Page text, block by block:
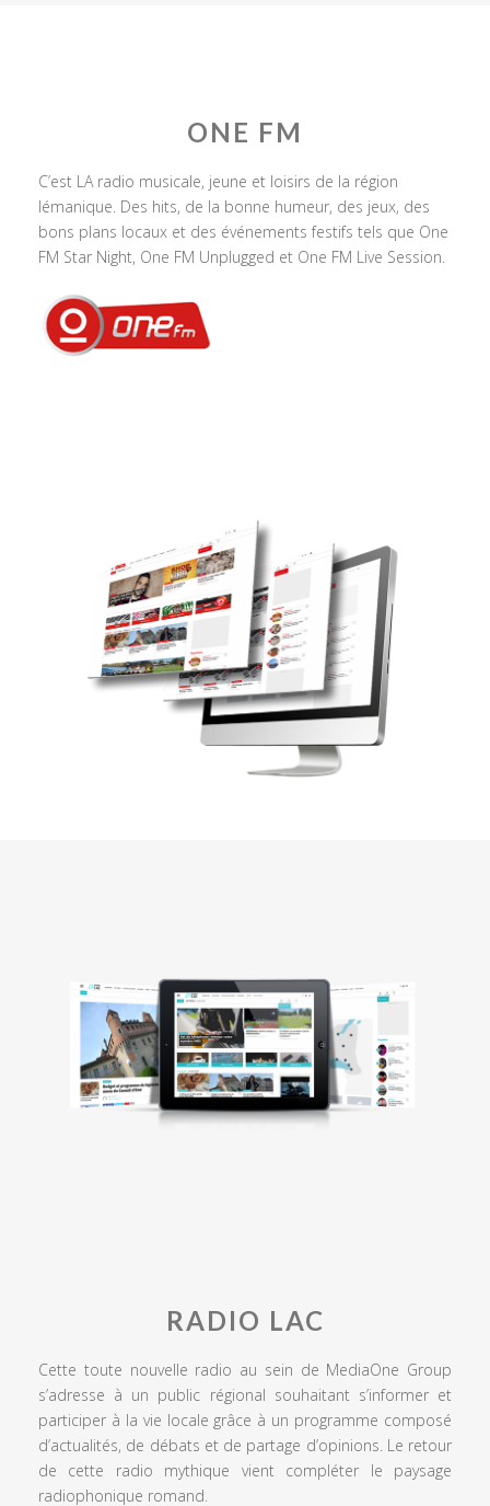
ONE FM
C’est LA radio musicale, jeune et loisirs de la région
lémanique. Des hits, de la bonne humeur, des jeux, des
bons plans locaux et des événements festifs tels que One
FM Star Night, One FM Unplugged et One FM Live Session.
RADIO LAC
Cette toute nouvelle radio au sein de MediaOne Group
s’adresse à un public régional souhaitant s’informer et
participer à la vie locale grâce à un programme composé
d’actualités, de débats et de partage d’opinions. Le retour
de cette radio mythique vient compléter le paysage
radiophonique romand.